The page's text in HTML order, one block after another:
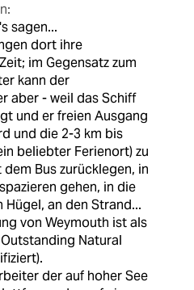
sagen...
dort ihre
im Gegensatz zum
kann der
aber - weil das Schiff
und er freien Ausgang
und die 2-3 km bis
beliebter Ferienort) zu
Bus zurücklegen, in
gehen, in die
Hügel, an den Strand...
von Weymouth ist als
Natural
der auf hoher See